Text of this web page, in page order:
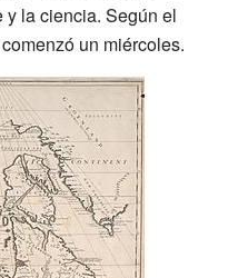
y la ciencia. Según el
un miércoles.